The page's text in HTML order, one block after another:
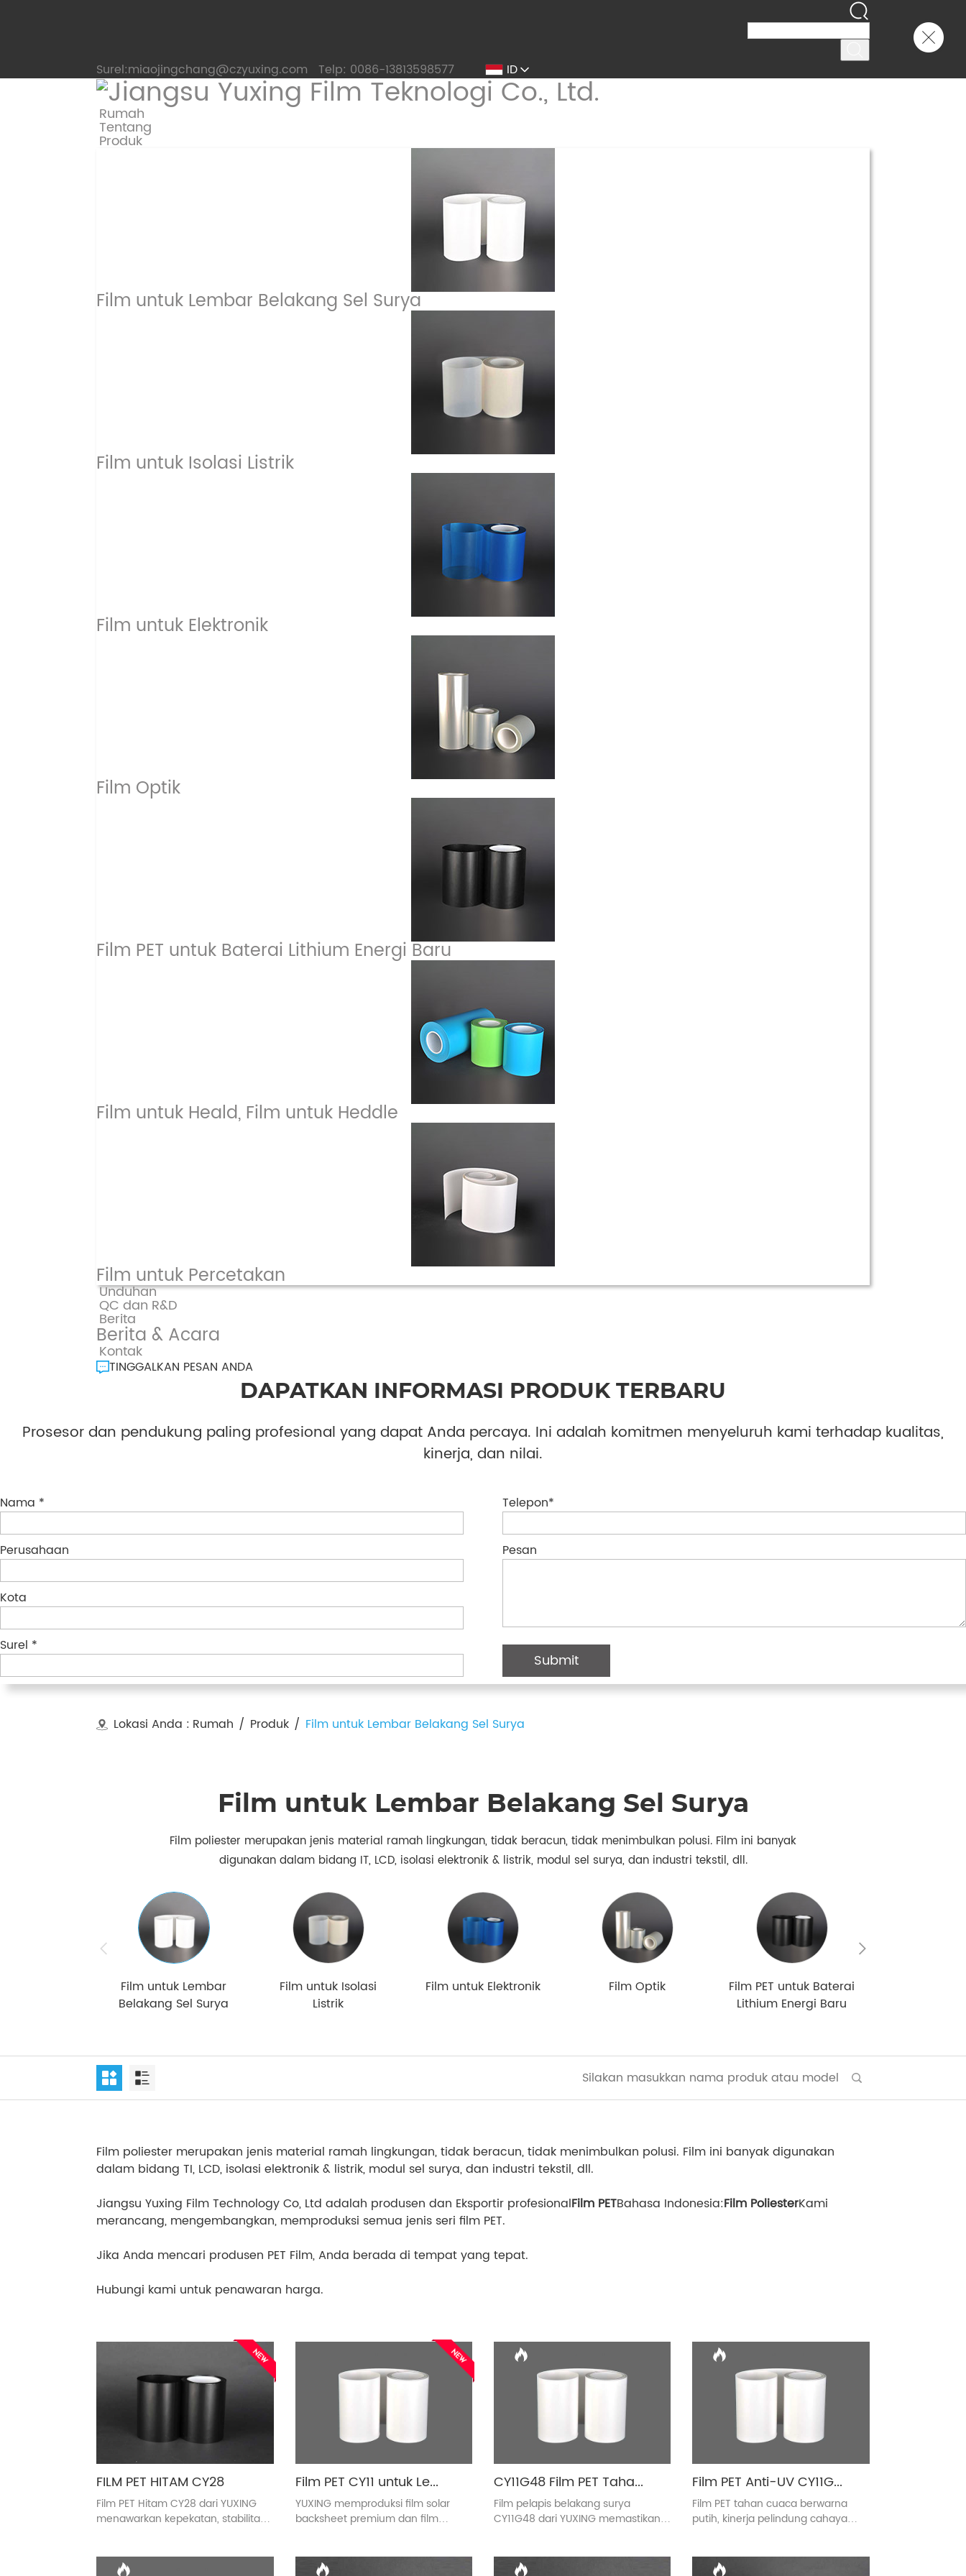
Surel:miaojingchang@czyuxing.com Telp: 0086-13813598577 ID
Rumah
Tentang
Produk
Film untuk Lembar Belakang Sel Surya
Film untuk Isolasi Listrik
Film untuk Elektronik
Film Optik
Film PET untuk Baterai Lithium Energi Baru
Film untuk Heald, Film untuk Heddle
Film untuk Percetakan
Unduhan
QC dan R&D
Berita
Berita & Acara
Kontak
TINGGALKAN PESAN ANDA
DAPATKAN INFORMASI PRODUK TERBARU
Prosesor dan pendukung paling profesional yang dapat Anda percaya. Ini adalah komitmen menyeluruh kami terhadap kualitas,
kinerja, dan nilai.
Nama * Telepon*
Perusahaan
Kota
Pesan
Surel *
Lokasi Anda : Rumah / Produk / Film untuk Lembar Belakang Sel Surya
Film untuk Lembar Belakang Sel Surya
Film poliester merupakan jenis material ramah lingkungan, tidak beracun, tidak menimbulkan polusi. Film ini banyak
digunakan dalam bidang IT, LCD, isolasi elektronik & listrik, modul sel surya, dan industri tekstil, dll.
Film untuk Lembar
Belakang Sel Surya
Film untuk Isolasi
Listrik
Film untuk Elektronik Film Optik
Film PET untuk Baterai
Lithium Energi Baru
Film poliester merupakan jenis material ramah lingkungan, tidak beracun, tidak menimbulkan polusi. Film ini banyak digunakan
dalam bidang TI, LCD, isolasi elektronik & listrik, modul sel surya, dan industri tekstil, dll.
Jiangsu Yuxing Film Technology Co, Ltd adalah produsen dan Eksportir profesionalFilm PETBahasa Indonesia:Film PoliesterKami
merancang, mengembangkan, memproduksi semua jenis seri film PET.
Jika Anda mencari produsen PET Film, Anda berada di tempat yang tepat.
Hubungi kami untuk penawaran harga.
FILM PET HITAM CY28
Film PET Hitam CY28 dari YUXING
menawarkan kepekatan, stabilitas
elektronik, dan panel surya. Ideal
Film PET CY11 untuk Lembar Belakang Sel Surya
YUXING memproduksi film solar
backsheet premium dan film
surya. Film kami yang tahan UV
CY11G48 Film PET Tahan Hidrolisis untuk Lembar Belakang Sel Surya
Film pelapis belakang surya
CY11G48 dari YUXING memastikan
lingkungan yang keras, film ini
Film PET Anti-UV CY11GU untuk Lembar Belakang Sel Surya
Film PET tahan cuaca berwarna
putih, kinerja pelindung cahaya
sangat baik, kinerja ketahanan